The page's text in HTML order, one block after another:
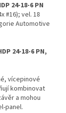
24-18-6 PN
#16); vel. 18
Automotive
24-18-6 PN,
vícepinové
kombinovat
a mohou
panel.